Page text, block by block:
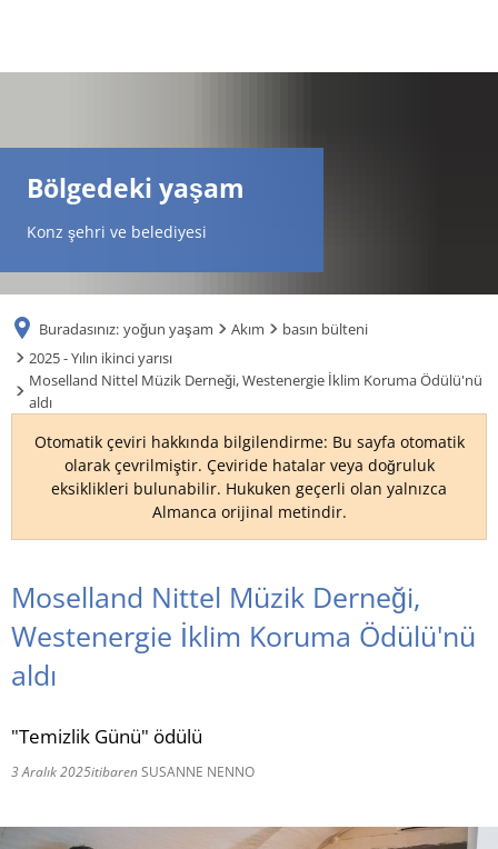
TR
UK
RU
Bölgedeki yaşam
Konz şehri ve belediyesi
Buradasınız: yoğun yaşam Akım
basın bülteni
2025 - Yılın ikinci yarısı
Moselland Nittel Müzik Derneği, Westenergie İklim Koruma Ödülü'nü
aldı
Otomatik çeviri hakkında bilgilendirme: Bu sayfa otomatik
olarak çevrilmiştir. Çeviride hatalar veya doğruluk
eksiklikleri bulunabilir. Hukuken geçerli olan yalnızca
Almanca orijinal metindir.
Moselland Nittel Müzik Derneği,
Westenergie İklim Koruma Ödülü'nü
aldı
"Temizlik Günü" ödülü
3 Aralık 2025itibarenSUSANNE NENNO